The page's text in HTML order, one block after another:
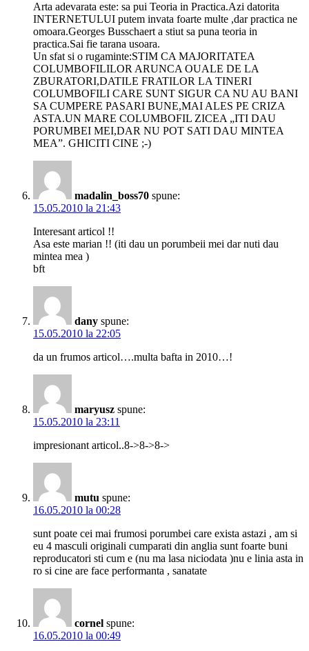
Arta adevarata este: sa pui Teoria in Practica.Azi datorita
INTERNETULUI putem invata foarte multe ,dar practica ne
omoara.Georges Busschaert a stiut sa puna teoria in
practica.Sai fie tarana usoara.
Un sfat si o rugaminte:STIM CA MAJORITATEA
COLUMBOFILILOR ARUNCA OUALE DE LA
ZBURATORI,DATILE FRATILOR LA TINERI
COLUMBOFILI CARE SUNT SIGUR CA NU AU BANI
SA CUMPERE PASARI BUNE,MAI ALES PE CRIZA
ASTA.UN MARE COLUMBOFIL ZICEA „ITI DAU
PORUMBEI MEI,DAR NU POT SATI DAU MINTEA
MEA”. GHICITI CINE ;-)
madalin_boss70 spune:
15.05.2010 la 21:43
Interesant articol !!
Asa este marian !! (iti dau un porumbeii mei dar nuti dau
mintea mea )
bft
dany spune:
15.05.2010 la 22:05
da un frumos articol….multa bafta in 2010…!
maryusz spune:
15.05.2010 la 23:11
impresionant articol..8->8->8->
mutu spune:
16.05.2010 la 00:28
sunt poate cei mai frumosi porumbei care exista astazi , am si
eu 4 masculi originali cumparati din anglia sunt foarte buni
reproducatori sti cum e (nu ma lasa niciodata )nu e linia asta in
ro si cine are face performanta , sanatate
cornel spune:
16.05.2010 la 00:49